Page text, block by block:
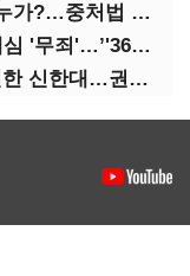
폭염에 노동자 쓰러지면 책임은 누가?…중처법 처벌될까?
(단독)'혁노맹' 사건, 36년 만에 재심 '무죄'…’'36시간 불법구금·자백강요' 인정
(단독)채용비리 신고자 징계·파면한 신한대…권익위 제동에도 갈등 계속